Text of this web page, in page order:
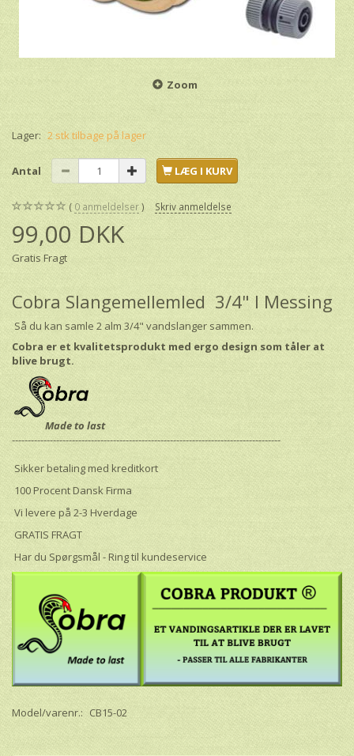
Zoom
Lager: 2 stk tilbage på lager
Antal LÆG I KURV
0 anmeldelser Skriv anmeldelse
99,00 DKK
Gratis Fragt
Cobra Slangemellemled 3/4" I Messing
Så du kan samle 2 alm 3/4" vandslanger sammen.
Cobra er et kvalitetsprodukt med ergo design som tåler at
blive brugt.
Made to last
-------------------------------------------------------------------------------------
Sikker betaling med kreditkort
100 Procent Dansk Firma
Vi levere på 2-3 Hverdage
GRATIS FRAGT
Har du Spørgsmål - Ring til kundeservice
Model/varenr.: CB15-02